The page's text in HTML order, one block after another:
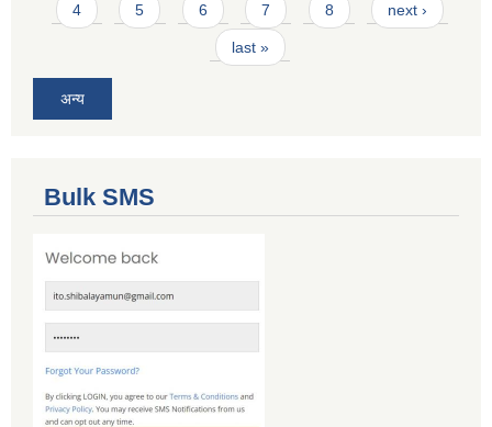
4 5 6 7 8 next ›
last »
अन्य
Bulk SMS